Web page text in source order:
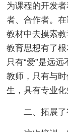
为课程的开发
者、合作者。
教材中去摸索
教育思想有了
只有“爱”是远
教师，只有与
生，具有专业
二、拓展